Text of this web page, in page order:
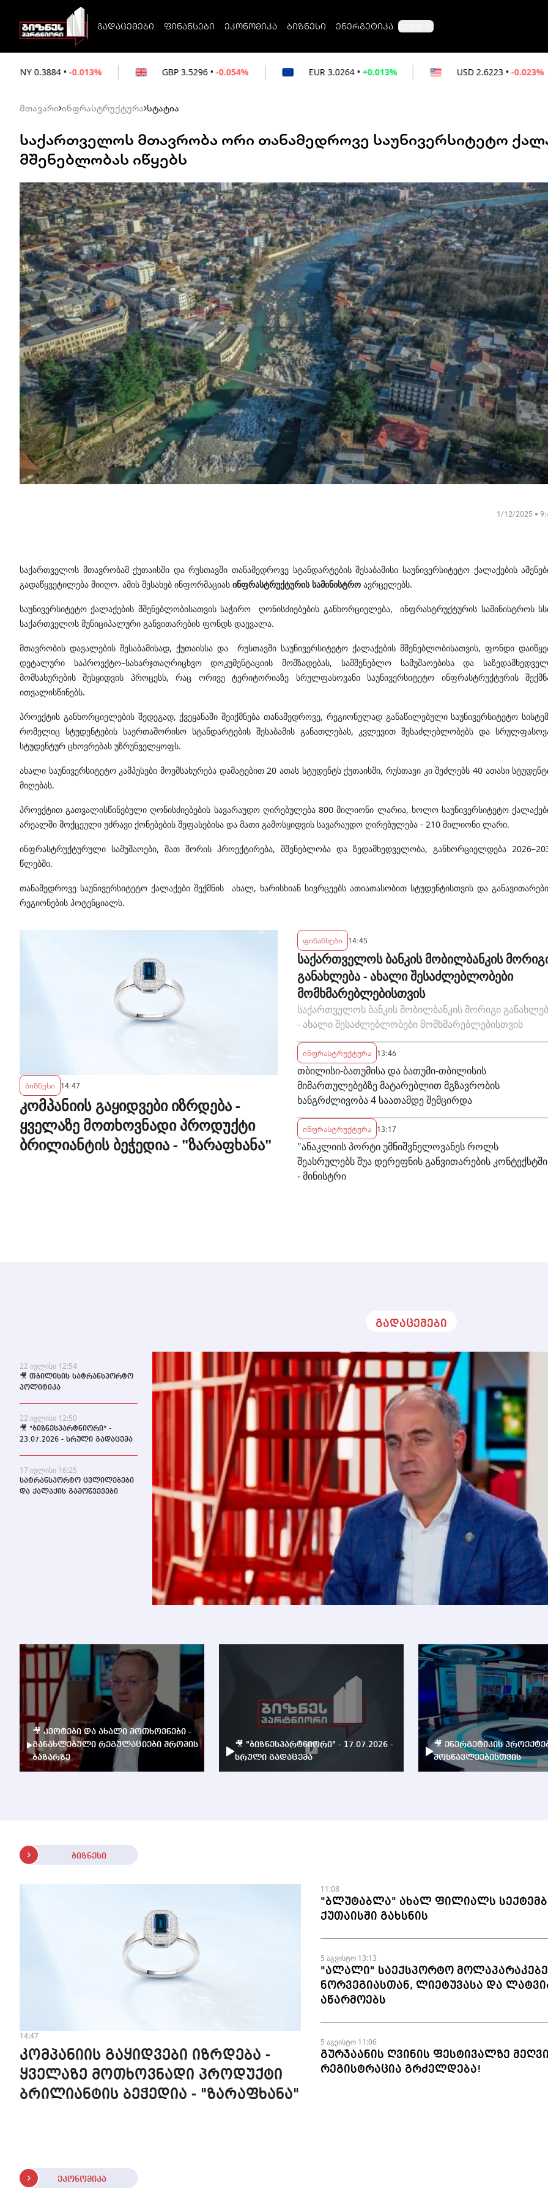
გადაცემები ფინანსები ეკონომიკა ბიზნესი ენერგეტიკა მეტი
GBP • -0.054% EUR • +0.013% USD • -0.023% RUB
მთავარი ინფრასტრუქტურა სტატია
საქართველოს მთავრობა ორი თანამედროვე საუნივერსიტეტო
მშენებლობას იწყებს
1/12/2025 •
საქართველოს მთავრობამ ქუთაისში და რუსთავში თანამედროვე სტანდარტების შესაბამისი საუნივერსიტეტო ქალაქების
გადაწყვეტილება მიიღო. ამის შესახებ ინფორმაციას ინფრასტრუქტურის სამინისტრო ავრცელებს.
საუნივერსიტეტო ქალაქების მშენებლობისათვის საჭირო ღონისძიებების განხორციელება, ინფრასტრუქტურის სამინისტროს
საქართველოს მუნიციპალური განვითარების ფონდს დაევალა.
მთავრობის დავალების შესაბამისად, ქუთაისსა და რუსთავში საუნივერსიტეტო ქალაქების მშენებლობისათვის, ფონდი
დეტალური საპროექტო–სახარჯთაღრიცხვო დოკუმენტაციის მომზადებას, სამშენებლო სამუშაოებისა და
მომსახურების შესყიდვის პროცესს, რაც ორივე ტერიტორიაზე სრულფასოვანი საუნივერსიტეტო ინფრასტრუქტურის
ითვალისწინებს.
პროექტის განხორციელების შედეგად, ქვეყანაში შეიქმნება თანამედროვე, რეგიონულად განაწილებული საუნივერსიტეტო
რომელიც სტუდენტების საერთაშორისო სტანდარტების შესაბამის განათლებას, კვლევით შესაძლებლობებს და
სტუდენტურ ცხოვრებას უზრუნველყოფს.
ახალი საუნივერსიტეტო კამპუსები მოემსახურება დამატებით 20 ათას სტუდენტს ქუთაისში, რუსთავი კი შეძლებს 40 ათასი
მიღებას.
პროექტით გათვალისწინებული ღონისძიებების სავარაუდო ღირებულება 800 მილიონი ლარია, ხოლო საუნივერსიტეტო
არეალში მოქცეული უძრავი ქონებების შეფასებისა და მათი გამოსყიდვის სავარაუდო ღირებულება - 210 მილიონი ლარი.
ინფრასტრუქტურული სამუშაოები, მათ შორის პროექტირება, მშენებლობა და ზედამხედველობა, განხორციელდება
წლებში.
თანამედროვე საუნივერსიტეტო ქალაქები შექმნის ახალ, ხარისხიან სივრცეებს ათიათასობით სტუდენტისთვის და
რეგიონების პოტენციალს.
ბიზნესი 14:47
კომპანიის გაყიდვები იზრდება -
ყველაზე მოთხოვნადი პროდუქტი
ბრილიანტის ბეჭედია - "ზარაფხანა"
ფინანსები 14:45
საქართველოს ბანკის მობილბანკის
განახლება - ახალი შესაძლებლობები
მომხმარებლებისთვის
საქართველოს ბანკის მობილბანკის მორიგი
- ახალი შესაძლებლობები მომხმარებლებისთვის
ინფრასტრუქტურა 13:46
თბილისი-ბათუმისა და ბათუმი-თბილისის
მიმართულებებზე მატარებლით მგზავრობის
ხანგრძლივობა 4 საათამდე შემცირდა
ინფრასტრუქტურა 13:17
"ანაკლიის პორტი უმნიშვნელოვანეს როლს
შეასრულებს შუა დერეფნის განვითარების
- მინისტრი
გადაცემები
22 ივლისი 12:54
🎥 თბილისის სატრანსპორტო
პოლიტიკა
22 ივლისი 12:50
🎥 "ბიზნესპარტნიორი" -
23.07.2026 - სრული გადაცემა
17 ივლისი 16:25
სატრანსპორტო ცვლილებები
და ქალაქის გამოწვევები
🎥 კვოტები და ახალი მოთხოვნები -
განახლებული რეგულაციები შრომის
ბაზარზე
🎥 "ბიზნესპარტნიორი" - 17.07.2026 -
სრული გადაცემა
🎥 ენერგეტიკის
მოსწავლეებისთვის
ბიზნესი
14:47
კომპანიის გაყიდვები იზრდება -
ყველაზე მოთხოვნადი პროდუქტი
ბრილიანტის ბეჭედია - "ზარაფხანა"
11:08
"ბლუტაბლა" ახალ ფილიალს
ქუთაისში გახსნის
5 აგვისტო 13:13
"ალალი" საექსპორტო
ნორვეგიასთან, ლიეტუვასა და
აწარმოებს
5 აგვისტო 11:06
გურჯაანის ღვინის ფესტივალზე
რეგისტრაცია გრძელდება!
ეკონომიკა